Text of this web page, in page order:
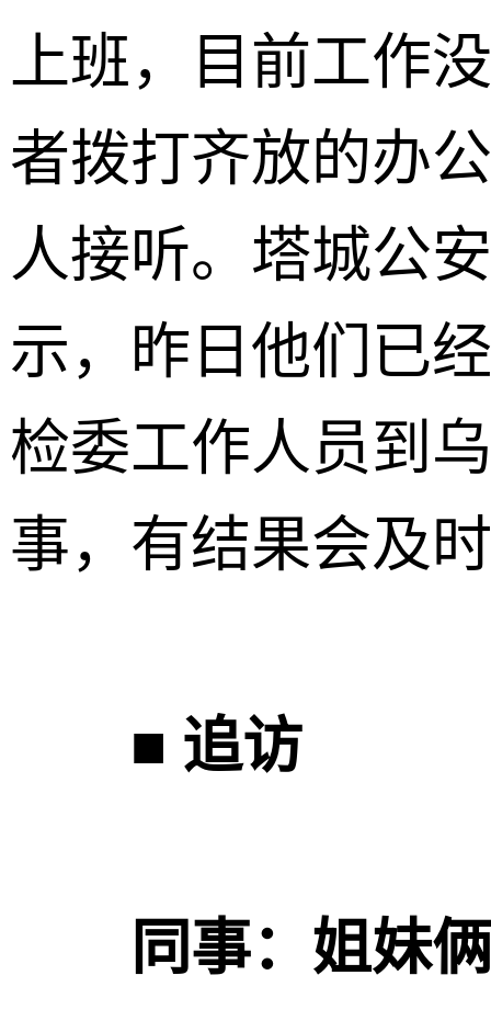
上班，目前工作
者拨打齐放的办
人接听。塔城公
示，昨日他们已
检委工作人员到
事，有结果会及
■ 追访
同事：姐妹